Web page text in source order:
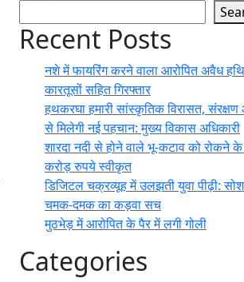
Recent Posts
नशे में फायरिंग करने वाला आरोपित अवैध
कारतूसों सहित गिरफ्तार
हथकरघा हमारी सांस्कृतिक विरासत, संरक्षण
से मिलेगी नई पहचान: मुख्य विकास अधिकारी
शारदा नदी से होने वाले भू-कटाव को रोकने
करोड़ रुपये स्वीकृत
डिजिटल चक्रव्यूह में उलझती युवा पीढ़ी:
चमक-दमक का कड़वा सच
मुठभेड़ में आरोपित के पैर में लगी गोली
Categories